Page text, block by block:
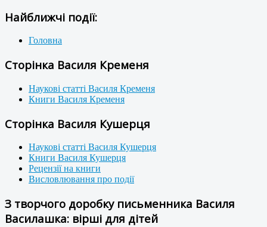
Найближчі події:
Головна
Сторінка Василя Кременя
Наукові статті Василя Кременя
Книги Василя Кременя
Сторінка Василя Кушерця
Наукові статті Василя Кушерця
Книги Василя Кушерця
Рецензії на книги
Висловлювання про події
З творчого доробку письменника Василя
Василашка: вірші для дітей